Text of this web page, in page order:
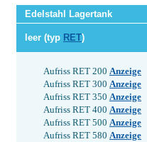
Edelstahl Lagertank
leer (typ RET)
Aufriss RET 200 Anzeige
Aufriss RET 300 Anzeige
Aufriss RET 350 Anzeige
Aufriss RET 400 Anzeige
Aufriss RET 500 Anzeige
Aufriss RET 580 Anzeige